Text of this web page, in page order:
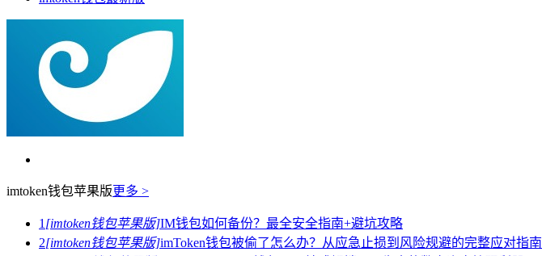
imtoken钱包苹果版更多 >
1 [imtoken钱包苹果版]IM钱包如何备份？最全安全指南+避坑攻略
2[imtoken钱包苹果版]imToken钱包被偷了怎么办？从应急止损到风险规避的完整应对指南